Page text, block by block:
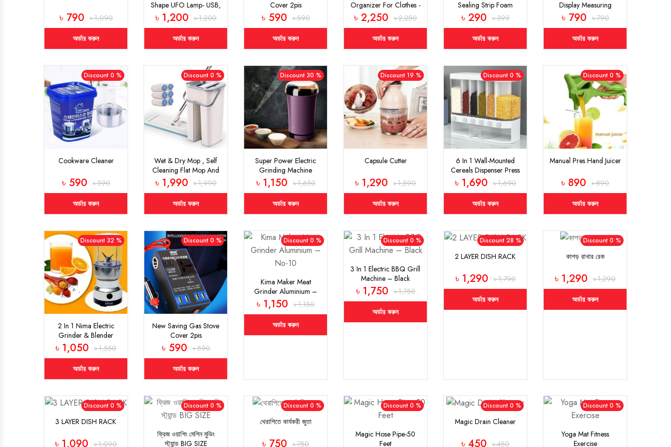
৳ 790 ৳ 1,090
অর্ডার করুন
Shape UFO Lamp- USB,
Rechargeable Portable,
Remote Lantern
Camping
৳ 1,200 ৳ 1,200
অর্ডার করুন
Cover 2pis
৳ 590 ৳ 590
অর্ডার করুন
Organizer For Clothes -
Big Size - Magenta
৳ 2,250 ৳ 2,250
অর্ডার করুন
Sealing Strip Foam
৳ 290 ৳ 399
অর্ডার করুন
Display Measuring
Spoon
৳ 790 ৳ 790
অর্ডার করুন
Discount 0 %
Cookware Cleaner
৳ 590 ৳ 590
অর্ডার করুন
Discount 0 %
Wet & Dry Mop , Self
Cleaning Flat Mop And
Buckets Set , Mop And
Bucket Easy
৳ 1,990 ৳ 1,990
অর্ডার করুন
Discount 30 %
Super Power Electric
Grinding Machine
৳ 1,150 ৳ 1,650
অর্ডার করুন
Discount 19 %
Capsule Cutter
৳ 1,290 ৳ 1,590
অর্ডার করুন
Discount 0 %
6 In 1 Wall-Mounted
Cereals Dispenser Press
Grain Storage Tank Dry
Food Organizer Rice
Dispenser For Home
And Kitchen
৳ 1,690 ৳ 1,690
অর্ডার করুন
Discount 0 %
Manual Pres Hand Juicer
৳ 890 ৳ 890
অর্ডার করুন
Discount 32 %
2 In 1 Nima Electric
Grinder & Blender
৳ 1,050 ৳ 1,550
অর্ডার করুন
Discount 0 %
New Saving Gas Stove
Cover 2pis
৳ 590 ৳ 590
অর্ডার করুন
Discount 0 %
Kima Maker Meat
Grinder Aluminium –
No-10
৳ 1,150 ৳ 1,150
অর্ডার করুন
Discount 0 %
3 In 1 Electric BBQ Grill
Machine – Black
৳ 1,750 ৳ 1,750
অর্ডার করুন
Discount 28 %
2 LAYER DISH RACK
৳ 1,290 ৳ 1,790
অর্ডার করুন
Discount 0 %
কাপড় রাখার রেক
৳ 1,290 ৳ 1,290
অর্ডার করুন
Discount 0 %
3 LAYER DISH RACK
৳ 1,090 ৳ 1,090
Discount 0 %
ফ্রিজ ওয়াশিং মেশিন মুভিং
স্ট্যান্ড BIG SIZE
Discount 0 %
থেরাপিতে কার্যকরী জুতা
৳ 750 ৳ 750
Discount 0 %
Magic Hose Pipe-50
Feet
Discount 0 %
Magic Drain Cleaner
৳ 450 ৳ 450
Discount 0 %
Yoga Mat Fitness
Exercise